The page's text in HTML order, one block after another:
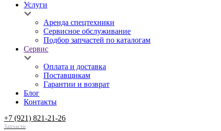
Услуги
Аренда спецтехники
Сервисное обслуживание
Подбор запчастей по каталогам
Сервис
Оплата и доставка
Поставщикам
Гарантии и возврат
Блог
Контакты
+7 (921) 821-21-26
Запчасти